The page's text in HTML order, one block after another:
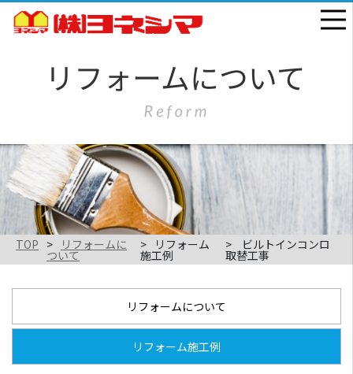
TOP リフォームに
ついて
リフォーム
施工例
ビルトインコンロ
取替工事
リフォームについて
リフォーム施工例